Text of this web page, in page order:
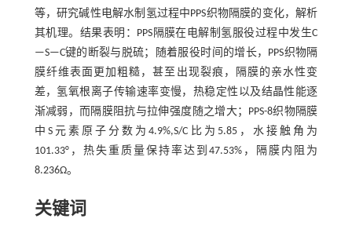
等，研究碱性电解水制氢过程中PPS织物隔膜的变化，解析
其机理。结果表明：PPS隔膜在电解制氢服役过程中发生C
—S—C键的断裂与脱硫；随着服役时间的增长，PPS织物隔
膜纤维表面更加粗糙，甚至出现裂痕，隔膜的亲水性变
差，氢氧根离子传输速率变慢，热稳定性以及结晶性能逐
渐减弱，而隔膜阻抗与拉伸强度随之增大；PPS-8织物隔膜
中S元素原子分数为4.9%,S/C比为5.85，水接触角为
101.33°，热失重质量保持率达到47.53%，隔膜内阻为
8.236Ω。
关键词